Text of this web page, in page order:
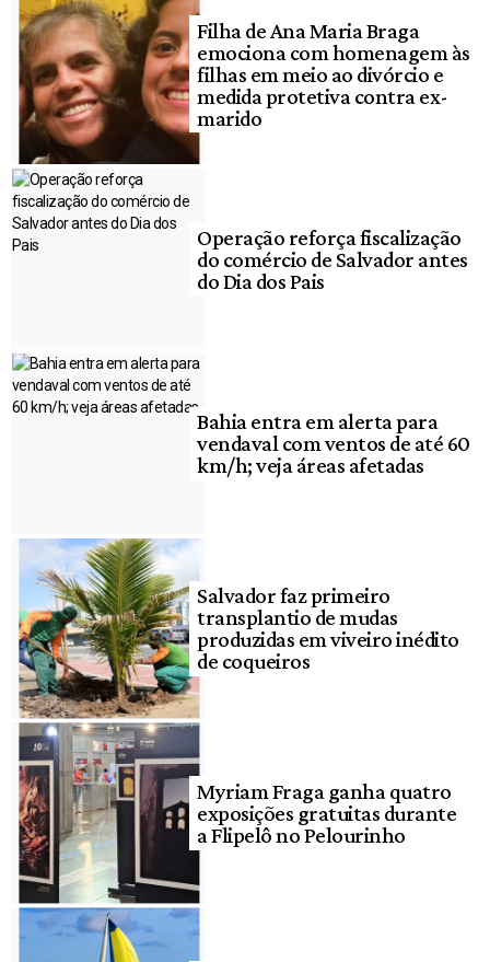
Filha de Ana Maria Braga
emociona com homenagem às
filhas em meio ao divórcio e
medida protetiva contra ex-
marido
Operação reforça fiscalização
do comércio de Salvador antes
do Dia dos Pais
Bahia entra em alerta para
vendaval com ventos de até 60
km/h; veja áreas afetadas
Salvador faz primeiro
transplantio de mudas
produzidas em viveiro inédito
de coqueiros
Myriam Fraga ganha quatro
exposições gratuitas durante
a Flipelô no Pelourinho